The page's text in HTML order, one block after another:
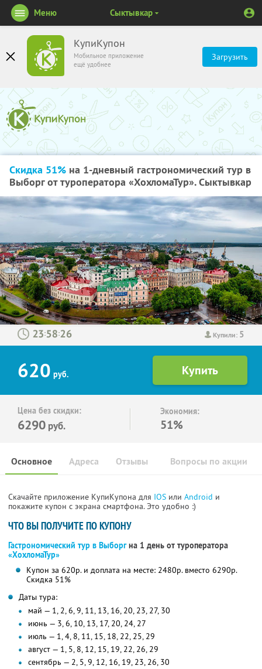
КупиКупон
Мобильное приложение
ещё удобнее
Загрузить
Меню Сыктывкар
Скидка 51% на 1-дневный гастрономический тур в
Выборг от туроператора «ХохломаТур». Сыктывкар
Купили: 5
: :
620 руб.
Цена без скидки:
6290 руб.
Экономия:
51%
Основное Отзывы Вопросы по акции
Адреса
Скачайте приложение КупиКупона для IOS или Android и
покажите купон с экрана смартфона. Это удобно :)
ЧТО ВЫ ПОЛУЧИТЕ ПО КУПОНУ
Гастрономический тур в Выборгна 1 день от туроператора
«ХохломаТур»
Купон за 620р. и доплата на месте: 2480р. вместо 6290р.
Скидка 51%
Даты тура:
май — 1, 2, 6, 9, 11, 13, 16, 20, 23, 27, 30
июнь — 3, 6, 10, 13, 17, 20, 24, 27
июль — 1, 4, 8, 11, 15, 18, 22, 25, 29
август — 1, 5, 8, 12, 15, 19, 22, 26, 29
сентябрь — 2, 5, 9, 12, 16, 19, 23, 26, 30